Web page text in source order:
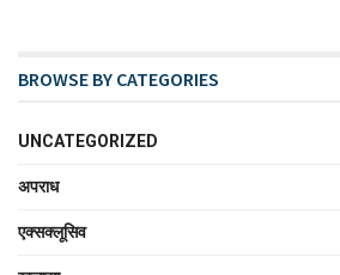
BROWSE BY CATEGORIES
UNCATEGORIZED
अपराध
एक्सक्लूसिव